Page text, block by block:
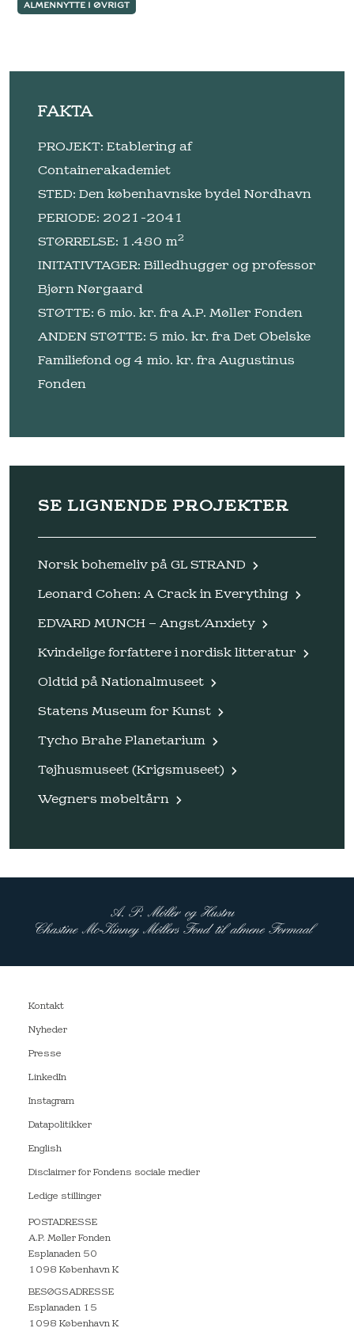
ALMENNYTTE I ØVRIGT
FAKTA
PROJEKT: Etablering af
Containerakademiet
STED: Den københavnske bydel Nordhavn
PERIODE: 2021-2041
STØRRELSE: 1.480 m2
INITATIVTAGER: Billedhugger og professor
Bjørn Nørgaard
STØTTE: 6 mio. kr. fra A.P. Møller Fonden
ANDEN STØTTE: 5 mio. kr. fra Det Obelske
Familiefond og 4 mio. kr. fra Augustinus
Fonden
SE LIGNENDE PROJEKTER
Norsk bohemeliv på GL STRAND
Leonard Cohen: A Crack in Everything
EDVARD MUNCH – Angst/Anxiety
Kvindelige forfattere i nordisk litteratur
Oldtid på Nationalmuseet
Statens Museum for Kunst
Tycho Brahe Planetarium
Tøjhusmuseet (Krigsmuseet)
Wegners møbeltårn
Kontakt
Nyheder
Presse
LinkedIn
Instagram
Datapolitikker
English
Disclaimer for Fondens sociale medier
Ledige stillinger
POSTADRESSE
A.P. Møller Fonden
Esplanaden 50
1098 København K
BESØGSADRESSE
Esplanaden 15
1098 København K